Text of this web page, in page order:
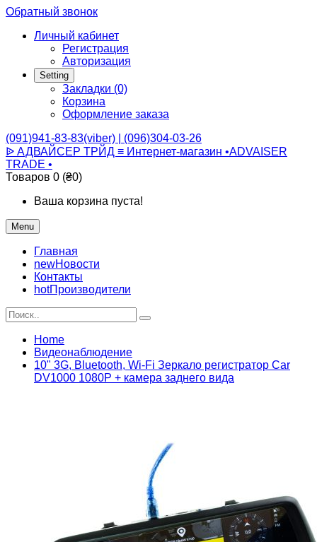
Обратный звонок
Личный кабинет
Регистрация
Авторизация
Setting
Закладки (0)
Корзина
Оформление заказа
(091)941-83-83(viber) | (096)304-03-26
ᐉ АДВАЙСЕР ТРЙД ≡ Интернет-магазин •ADVAISER
TRADE •
Товаров 0 (₴0)
Ваша корзина пуста!
Menu
Главная
newНовости
Контакты
hotПроизводители
Home
Видеонаблюдение
10" 3G, Bluetooth, Wi-Fi Зеркало регистратор Car
DV1000 1080P + камера заднего вида